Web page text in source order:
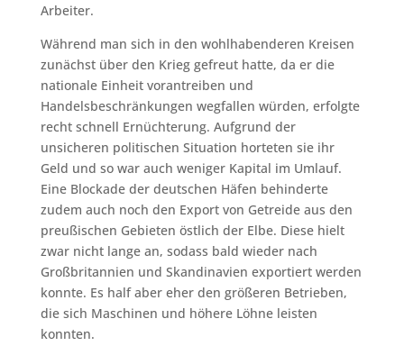
Arbeiter.
Während man sich in den wohlhabenderen Kreisen
zunächst über den Krieg gefreut hatte, da er die
nationale Einheit vorantreiben und
Handelsbeschränkungen wegfallen würden, erfolgte
recht schnell Ernüchterung. Aufgrund der
unsicheren politischen Situation horteten sie ihr
Geld und so war auch weniger Kapital im Umlauf.
Eine Blockade der deutschen Häfen behinderte
zudem auch noch den Export von Getreide aus den
preußischen Gebieten östlich der Elbe. Diese hielt
zwar nicht lange an, sodass bald wieder nach
Großbritannien und Skandinavien exportiert werden
konnte. Es half aber eher den größeren Betrieben,
die sich Maschinen und höhere Löhne leisten
konnten.